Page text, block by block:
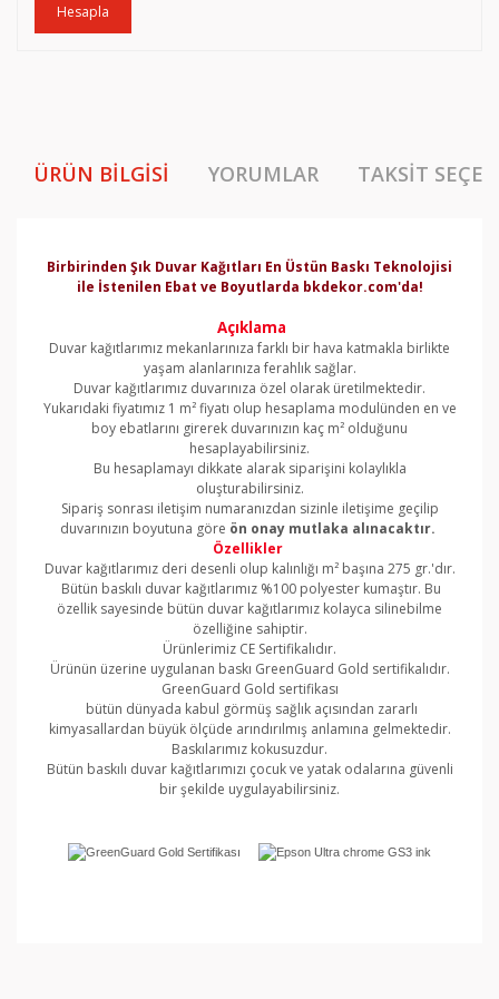
Hesapla
ÜRÜN BILGISI YORUMLAR TAKSIT
Birbirinden Şık Duvar Kağıtları En Üstün Baskı Teknolojisi
ile İstenilen Ebat ve Boyutlarda bkdekor.com'da!
Açıklama
Duvar kağıtlarımız mekanlarınıza farklı bir hava katmakla birlikte
yaşam alanlarınıza ferahlık sağlar.
Duvar kağıtlarımız duvarınıza özel olarak üretilmektedir.
Yukarıdaki fiyatımız 1 m² fiyatı olup hesaplama modulünden en ve
boy ebatlarını girerek duvarınızın kaç m² olduğunu
hesaplayabilirsiniz.
Bu hesaplamayı dikkate alarak siparişini kolaylıkla
oluşturabilirsiniz.
Sipariş sonrası iletişim numaranızdan sizinle iletişime geçilip
duvarınızın boyutuna göre ön onay mutlaka alınacaktır.
Özellikler
Duvar kağıtlarımız deri desenli olup kalınlığı m² başına 275 gr.'dır.
Bütün baskılı duvar kağıtlarımız %100 polyester kumaştır. Bu
özellik sayesinde bütün duvar kağıtlarımız kolayca silinebilme
özelliğine sahiptir.
Ürünlerimiz CE Sertifikalıdır.
Ürünün üzerine uygulanan baskı GreenGuard Gold sertifikalıdır.
GreenGuard Gold sertifikası
bütün dünyada kabul görmüş sağlık açısından zararlı
kimyasallardan büyük ölçüde arındırılmış anlamına gelmektedir.
Baskılarımız kokusuzdur.
Bütün baskılı duvar kağıtlarımızı çocuk ve yatak odalarına güvenli
bir şekilde uygulayabilirsiniz.